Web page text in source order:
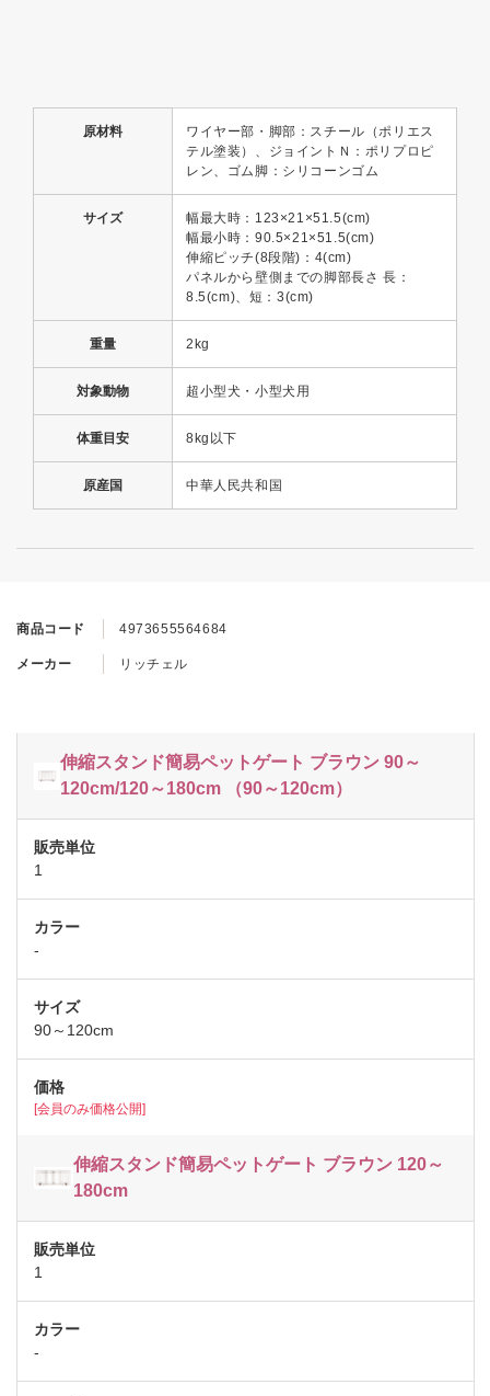
商品コード 4973655564684
メーカー リッチェル
伸縮スタンド簡易ペットゲート ブラウン 90～
120cm/120～180cm （90～120cm）
1
-
90～120cm
[会員のみ価格公開]
伸縮スタンド簡易ペットゲート ブラウン 120～
180cm
1
-
原材料
ワイヤー部・脚部：スチール（ポリエス
テル塗装）、ジョイントＮ：ポリプロピ
レン、ゴム脚：シリコーンゴム
サイズ
幅最大時：123×21×51.5(cm)
幅最小時：90.5×21×51.5(cm)
伸縮ピッチ(8段階)：4(cm)
パネルから壁側までの脚部長さ 長：
8.5(cm)、短：3(cm)
重量 2kg
対象動物 超小型犬・小型犬用
体重目安 8kg以下
原産国 中華人民共和国